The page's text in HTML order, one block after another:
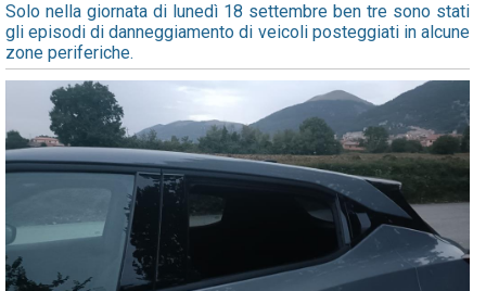
Solo nella giornata di lunedì 18 settembre ben tre sono stati
gli episodi di danneggiamento di veicoli posteggiati in alcune
zone periferiche.